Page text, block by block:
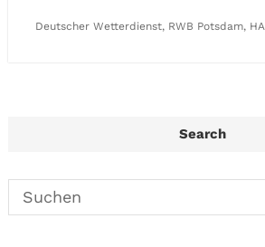
Deutscher Wetterdienst, RWB Potsdam, HA
Search